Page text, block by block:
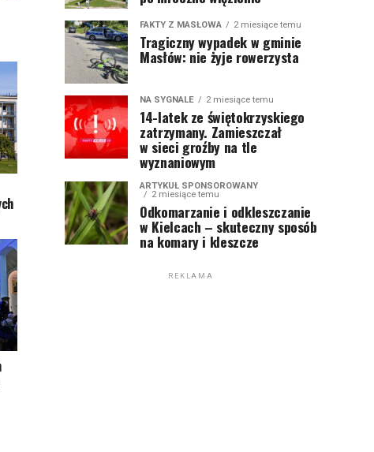
FAKTY Z MASŁOWA 2 miesiące temu
Tragiczny wypadek w gminie
Masłów: nie żyje rowerzysta
NA SYGNALE 2 miesiące temu
14-latek ze świętokrzyskiego
zatrzymany. Zamieszczał
w sieci groźby na tle
wyznaniowym
ARTYKUŁ SPONSOROWANY
2 miesiące temu
Odkomarzanie i odkleszczanie
w Kielcach – skuteczny sposób
na komary i kleszcze
REKLAMA